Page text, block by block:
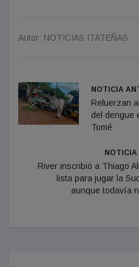
Autor: NOTICIAS ITATEÑAS
NOTICIA
Refuerzan
del dengue
Tomé
NOTICIA
River inscribió a Thiago
lista para jugar la
aunque todavía